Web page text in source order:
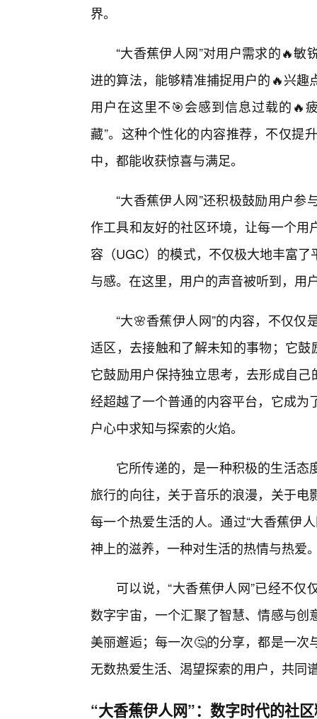
界。
“大香蕉伊人网”对用户需求的🔥
进的算法，能够精准捕捉用户的🔥兴
用户在这里不🎯会感到信息过载的🔥
藏”。这种个性化的内容推荐，不仅提
中，都能收获惊喜与满足。
“大香蕉伊人网”还积极鼓励用户
作工具和友好的社区环境，让每一个
容（UGC）的模式，不仅极大地丰富
与感。在这里，用户的声音被听到，用
“大🌸香蕉伊人网”的内容，不仅
适区，去接触和了解未知的事物；它
它鼓励用户保持独立思考，去形成自
经超越了一个普通的内容平台，它成
户心中求知与探索的火焰。
它所传递的，是一种积极的生活
旅行的向往，关于音乐的浪漫，关于
每一个热爱生活的人。通过“大香蕉伊
神上的滋养，一种对生活的热情与热爱
可以说，“大香蕉伊人网”已经不
数字宇宙，一个汇聚了智慧、情感与
美丽邂逅；每一次🤔的分享，都是一
无数热爱生活、渴望探索的用户，共同
“大香蕉伊人网”：数字时代的社